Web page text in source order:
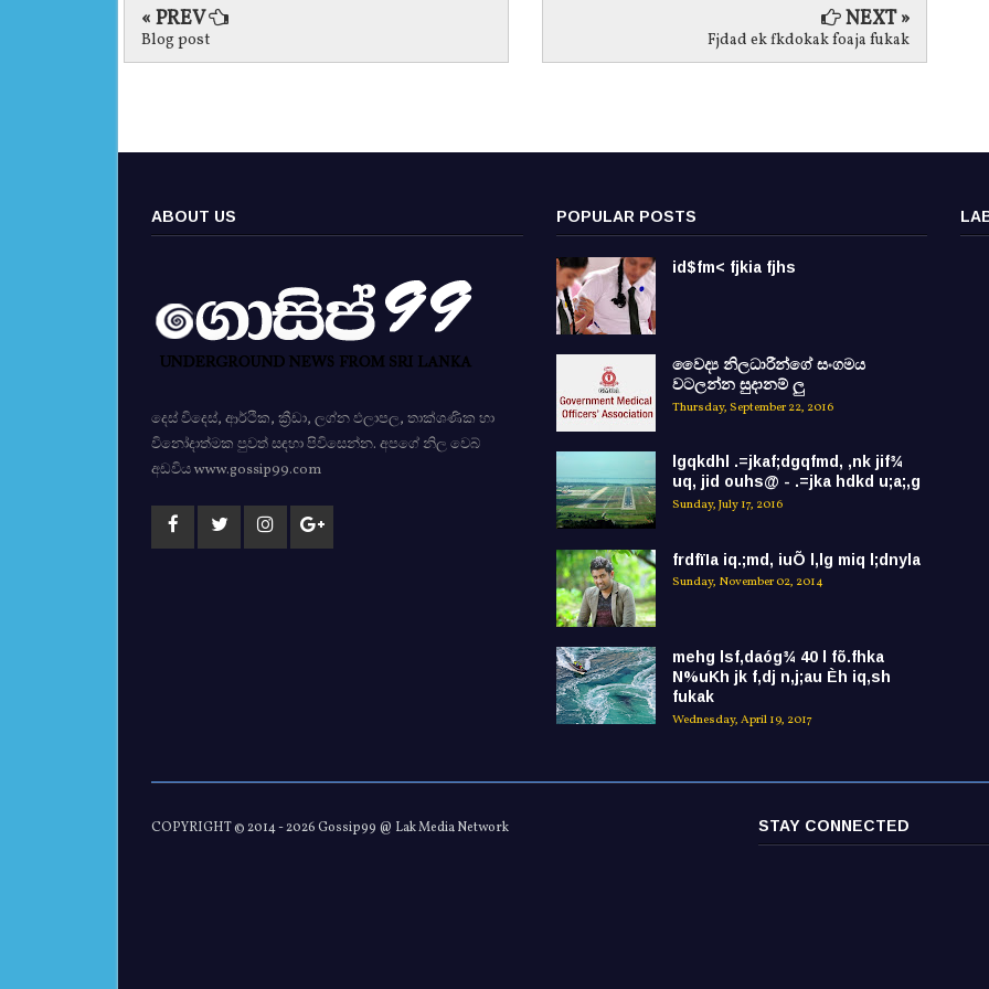
« PREV
Blog post
NEXT »
Fjdad ek fkdokak foaja fukak
ABOUT US
දෙස් විදෙස්, ආර්ථික, ක්‍රීඩා, ලග්න ඵලාපල, තාක්ශණික හා
විනෝදාත්මක පුවත් සඳහා පිවිසෙන්න. අපගේ නිල වෙබ්
අඩවිය www.gossip99.com
POPULAR POSTS
id$fm< fjkia fjhs
වෛද්‍ය නිලධාරීන්ගේ සංගමය
වටලන්න සුදානම් ලු
Thursday, September 22, 2016
lgqkdhl .=jkaf;dgqfmd, ,nk jif¾
uq, jid ouhs@ - .=jka hdkd u;a;,g
Sunday, July 17, 2016
frdfïIa iq.;md, iuÕ l,lg miq l;dnyla
Sunday, November 02, 2014
mehg lsf,daóg¾ 40 l fõ.fhka
N%uKh jk f,dj n,j;au Èh iq,sh
fukak
Wednesday, April 19, 2017
COPYRIGHT © 2014 -2026 Gossip99 @ Lak Media Network STAY CONNECTED